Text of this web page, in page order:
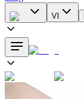
VI